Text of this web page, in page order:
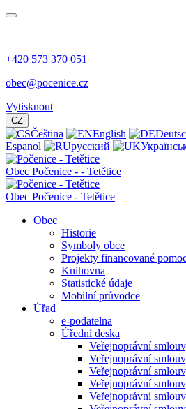
+420 573 370 051
obec@pocenice.cz
Vytisknout
CZ
Čeština English
Espanol
русский
Obec Počenice - - Tetětice
Obec Počenice - Tetětice
Obec
Historie
Symboly obce
Projekty financované
Knihovna
Statistické údaje
Mobilní průvodce
Úřad
e-podatelna
Úřední deska
Veřejnoprávní
Veřejnoprávní
Veřejnoprávní
Veřejnoprávní
Veřejnoprávní